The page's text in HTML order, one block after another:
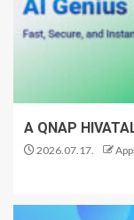
A QNAP
2026.07.17.